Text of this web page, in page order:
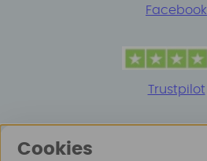
Facebook
Trustpilot
Cookies